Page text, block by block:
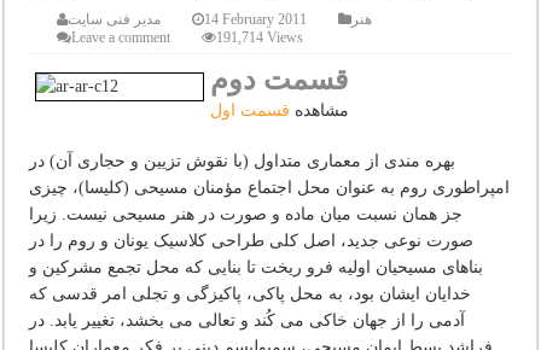
مدیر فنی سایت 14 February 2011
هنر
Leave a comment
191,714 Views
قسمت دوم
مشاهده قسمت اول
بهره مندی از معماری متداول (با نقوش تزیین و حجاری آن) در
امپراطوری روم به عنوان محل اجتماع مؤمنان مسیحی (کلیسا)، چیزی
جز همان نسبت میان ماده و صورت در هنر مسیحی نیست. زیرا
صورت نوعی جدید، اصل کلی طراحی کلاسیک یونان و روم را در
بناهای مسیحیان اولیه فرو ریخت تا بنایی که محل تجمع مشرکین و
خدایان ایشان بود، به محل پاکی، پاکیزگی و تجلی امر قدسی که
آدمی را از جهان خاکی می کُند و تعالی می بخشد، تغییر یابد. در